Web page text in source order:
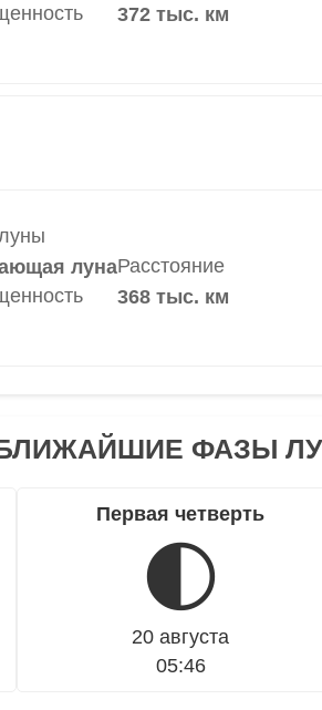
372 тыс. км
лунаРасстояние
368 тыс. км
ФАЗЫ
Первая четверть
🌓
20 августа
05:46